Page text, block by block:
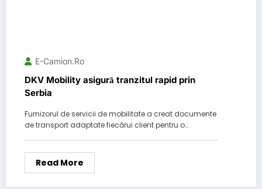
E-Camion.ro
DKV Mobility asigură tranzitul rapid prin
Serbia
Furnizorul de servicii de mobilitate a creat documente
de transport adaptate fiecărui client pentru o…
Read More